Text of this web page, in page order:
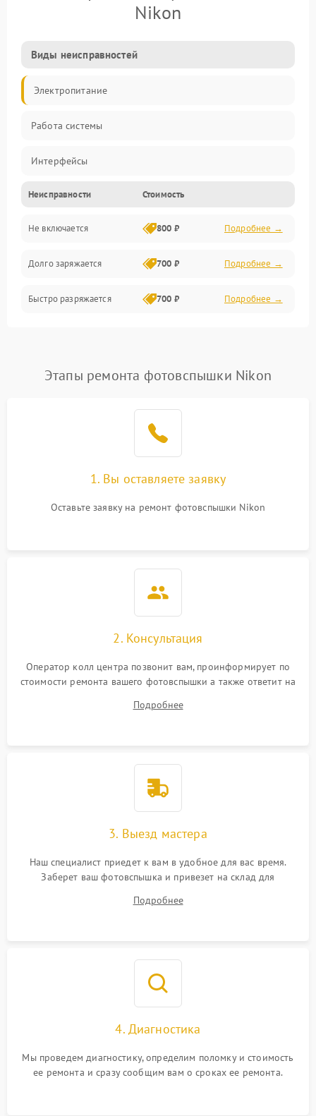
Nikon
Виды неисправностей
Электропитание
Работа системы
Интерфейсы
Электронные компоненты
Корпус/Герметичность
Неисправности Стоимость
Не включается 800 ₽ Подробнее →
Долго заряжается 700 ₽ Подробнее →
Быстро разряжается 700 ₽ Подробнее →
Этапы ремонта фотовспышки Nikon
1. Вы оставляете заявку
Оставьте заявку на ремонт фотовспышки Nikon
2. Консультация
Оператор колл центра позвонит вам, проинформирует по
стоимости ремонта вашего фотовспышки а также ответит на
Подробнее
3. Выезд мастера
Наш специалист приедет к вам в удобное для вас время.
Заберет ваш фотовспышка и привезет на склад для
Подробнее
4. Диагностика
Мы проведем диагностику, определим поломку и стоимость
ее ремонта и сразу сообщим вам о сроках ее ремонта.